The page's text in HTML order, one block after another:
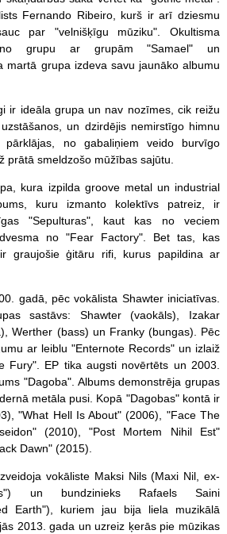
Fernando Ribeiro, kurš ir arī dziesmu
par "velnišķīgu mūziku". Okultisma
grupu ar grupām "Samael" un
martā grupa izdeva savu jaunāko albumu
ir ideāla grupa un nav nozīmes, cik reižu
un dzirdējis nemirstīgo himnu
pārklājas, no gabaliņiem veido burvīgo
prātā smeldzošo mūžības sajūtu.
kura izpilda groove metal un industrial
kuru izmanto kolektīvs patreiz, ir
"Sepulturas", kaut kas no veciem
no "Fear Factory". Bet tas, kas
graujošie ģitāru rifi, kurus papildina ar
gadā, pēc vokālista Shawter iniciatīvas.
sastāvs: Shawter (vaokāls), Izakar
Werther (bass) un Franky (bungas). Pēc
ar leiblu "Enternote Records" un izlaiž
Fury". EP tika augsti novērtēts un 2003.
"Dagoba". Albums demonstrēja grupas
metāla pusi. Kopā "Dagobas" kontā ir
"What Hell Is About" (2006), "Face The
(2010), "Post Mortem Nihil Est"
Dawn" (2015).
vokāliste Maksi Nils (Maxi Nil, ex-
un bundzinieks Rafaels Saini
Earth"), kuriem jau bija liela muzikālā
2013. gada un uzreiz ķerās pie mūzikas